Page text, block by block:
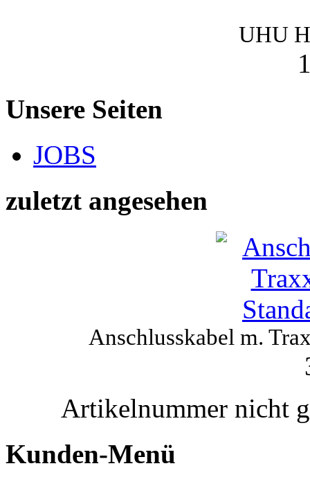
UHU
Unsere Seiten
JOBS
zuletzt angesehen
Anschlusskabel m.
Artikelnummer nicht
Kunden-Menü